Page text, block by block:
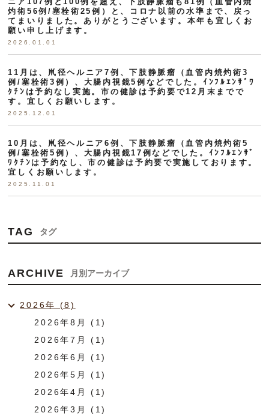
灼術56例/塞栓術25例）と、コロナ以前の水準まで、戻っ
てまいりました。ありがとうございます。本年も宜しくお
願い申し上げます。
2026.01.01
11月は、鼡径ヘルニア7例、下肢静脈瘤（血管内焼灼術3
例/塞栓術3例）、大腸内視鏡5例などでした。ｲﾝﾌﾙｴﾝｻﾞﾜ
ｸﾁﾝは予約なし実施。市の健診は予約要で12月末までで
す。宜しくお願いします。
2025.12.01
10月は、鼡径ヘルニア6例、下肢静脈瘤（血管内焼灼術5
例/塞栓術5例）、大腸内視鏡17例などでした。ｲﾝﾌﾙｴﾝｻﾞ
ﾜｸﾁﾝは予約なし、市の健診は予約要で実施しております。
宜しくお願いします。
2025.11.01
TAG タグ
ARCHIVE 月別アーカイブ
2026年 (8)
2026年8月 (1)
2026年7月 (1)
2026年6月 (1)
2026年5月 (1)
2026年4月 (1)
2026年3月 (1)